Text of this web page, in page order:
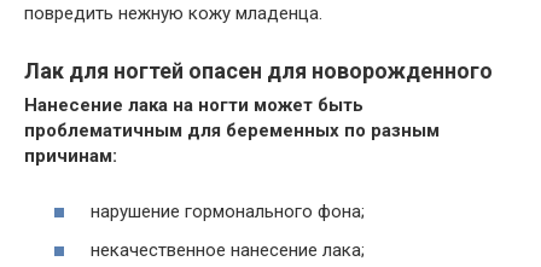
повредить нежную кожу младенца.
Лак для ногтей опасен для новорожденного
Нанесение лака на ногти может быть
проблематичным для беременных по разным
причинам:
нарушение гормонального фона;
некачественное нанесение лака;